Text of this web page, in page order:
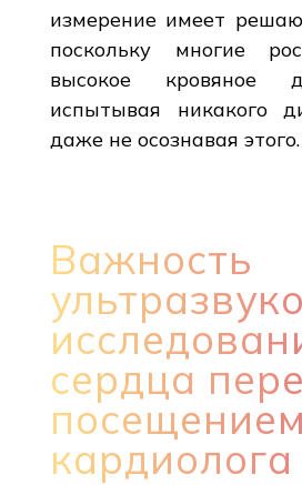
измерение имеет
поскольку многие
высокое кровяное
испытывая никакого
даже не осознавая этого.
Важность
сердца
посещением
кардиолога